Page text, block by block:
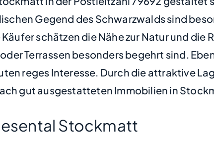
Gegend des Schwarzwalds sind
schätzen die Nähe zur Natur und die
Terrassen besonders begehrt sind.
reges Interesse. Durch die attraktive
gut ausgestatteten Immobilien in
Stockmatt